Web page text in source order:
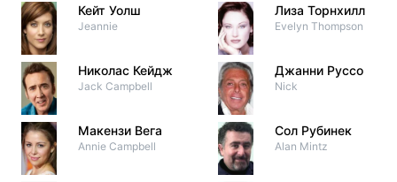
Кейт Уолш
Jeannie
Николас Кейдж
Jack Campbell
Макензи Вега
Annie Campbell
Лиза Торнхилл
Evelyn Thompson
Джанни Руссо
Nick
Сол Рубинек
Alan Mintz